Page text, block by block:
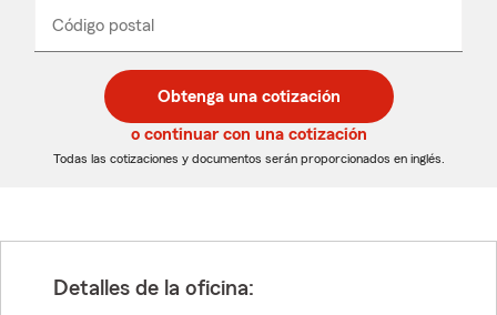
desplegable
Código postal
de
5
dígitos
de
5
dígitos
_____
Obtenga una cotización
o continuar con una cotización
Todas las cotizaciones y documentos serán proporcionados en inglés.
Detalles de la oficina: